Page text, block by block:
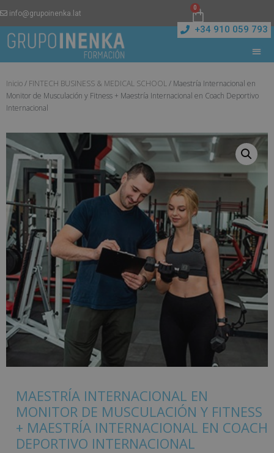
info@grupoinenka.lat
0
+34 910 059 793
Inicio/ FINTECH BUSINESS & MEDICAL SCHOOL/ Maestría Internacional en
Monitor de Musculación y Fitness + Maestría Internacional en Coach Deportivo
Internacional
MAESTRÍA INTERNACIONAL EN
MONITOR DE MUSCULACIÓN Y FITNESS
+ MAESTRÍA INTERNACIONAL EN COACH
DEPORTIVO INTERNACIONAL